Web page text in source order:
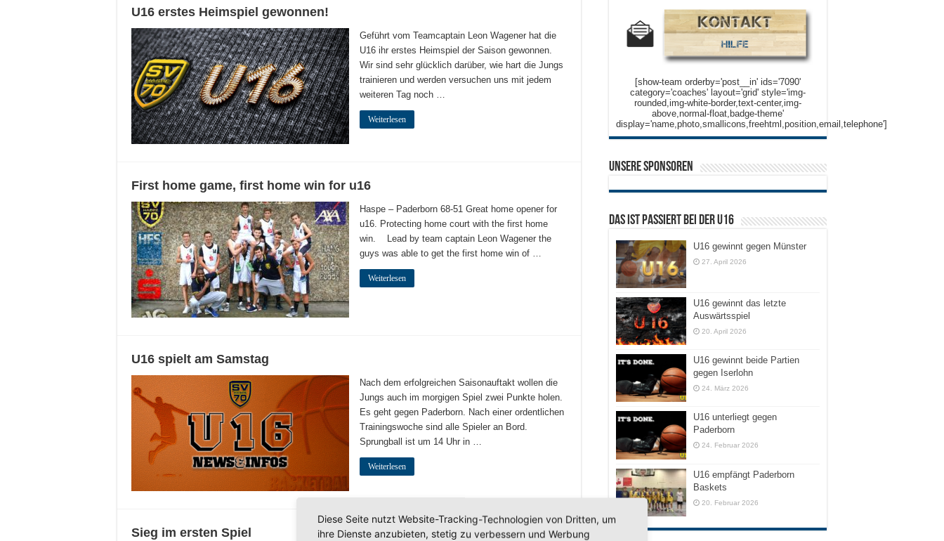
U16 erstes Heimspiel gewonnen!
Geführt vom Teamcaptain Leon Wagener hat die
U16 ihr erstes Heimspiel der Saison gewonnen.
Wir sind sehr glücklich darüber, wie hart die Jungs
trainieren und werden versuchen uns mit jedem
weiteren Tag noch …
Weiterlesen
First home game, first home win for u16
Haspe – Paderborn 68-51 Great home opener for
u16. Protecting home court with the first home
win. Lead by team captain Leon Wagener the
guys was able to get the first home win of …
Weiterlesen
U16 spielt am Samstag
Nach dem erfolgreichen Saisonauftakt wollen die
Jungs auch im morgigen Spiel zwei Punkte holen.
Es geht gegen Paderborn. Nach einer ordentlichen
Trainingswoche sind alle Spieler an Bord.
Sprungball ist um 14 Uhr in …
Weiterlesen
Sieg im ersten Spiel
[show-team orderby='post__in' ids='7090'
category='coaches' layout='grid' style='img-
rounded,img-white-border,text-center,img-
above,normal-float,badge-theme'
display='name,photo,smallicons,freehtml,position,email,telephone']
Unsere Sponsoren
Das ist passiert bei der U16
U16 gewinnt gegen Münster
27. April 2026
U16 gewinnt das letzte
Auswärtsspiel
20. April 2026
U16 gewinnt beide Partien
gegen Iserlohn
24. März 2026
U16 unterliegt gegen
Paderborn
24. Februar 2026
U16 empfängt Paderborn
Baskets
20. Februar 2026
Diese Seite nutzt Website-Tracking-Technologien von Dritten, um
ihre Dienste anzubieten, stetig zu verbessern und Werbung